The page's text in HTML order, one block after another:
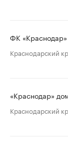
ФК «Краснодар»
Краснодарский
«Краснодар»
Краснодарский